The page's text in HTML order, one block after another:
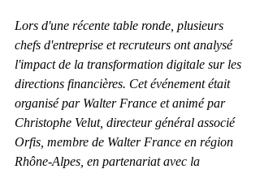
Lors d'une récente table ronde, plusieurs
chefs d'entreprise et recruteurs ont analysé
l'impact de la transformation digitale sur les
directions financières. Cet événement était
organisé par Walter France et animé par
Christophe Velut, directeur général associé
Orfis, membre de Walter France en région
Rhône-Alpes, en partenariat avec la